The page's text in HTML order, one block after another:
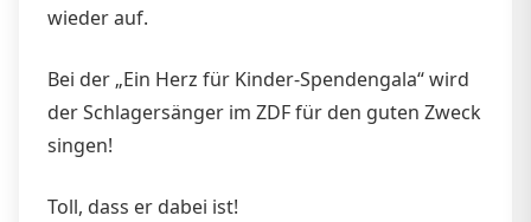
wieder auf.
Bei der „Ein Herz für Kinder-Spendengala“ wird
der Schlagersänger im ZDF für den guten Zweck
singen!
Toll, dass er dabei ist!